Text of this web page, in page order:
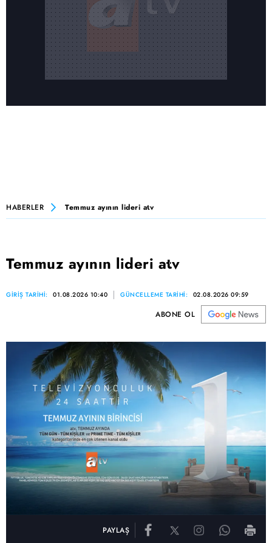
HABERLER Temmuz ayının lideri atv
Temmuz ayının lideri atv
GİRİŞ TARİHİ: 01.08.2026 10:40 GÜNCELLEME TARİHİ: 02.08.2026 09:59
ABONE OL
PAYLAŞ